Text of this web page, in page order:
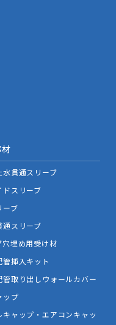
水貫通スリーブ
ドスリーブ
ーブ
通スリーブ
穴埋め用受け材
管挿入キット
管取り出しウォールカバー
ップ
キャップ・エアコンキャッ